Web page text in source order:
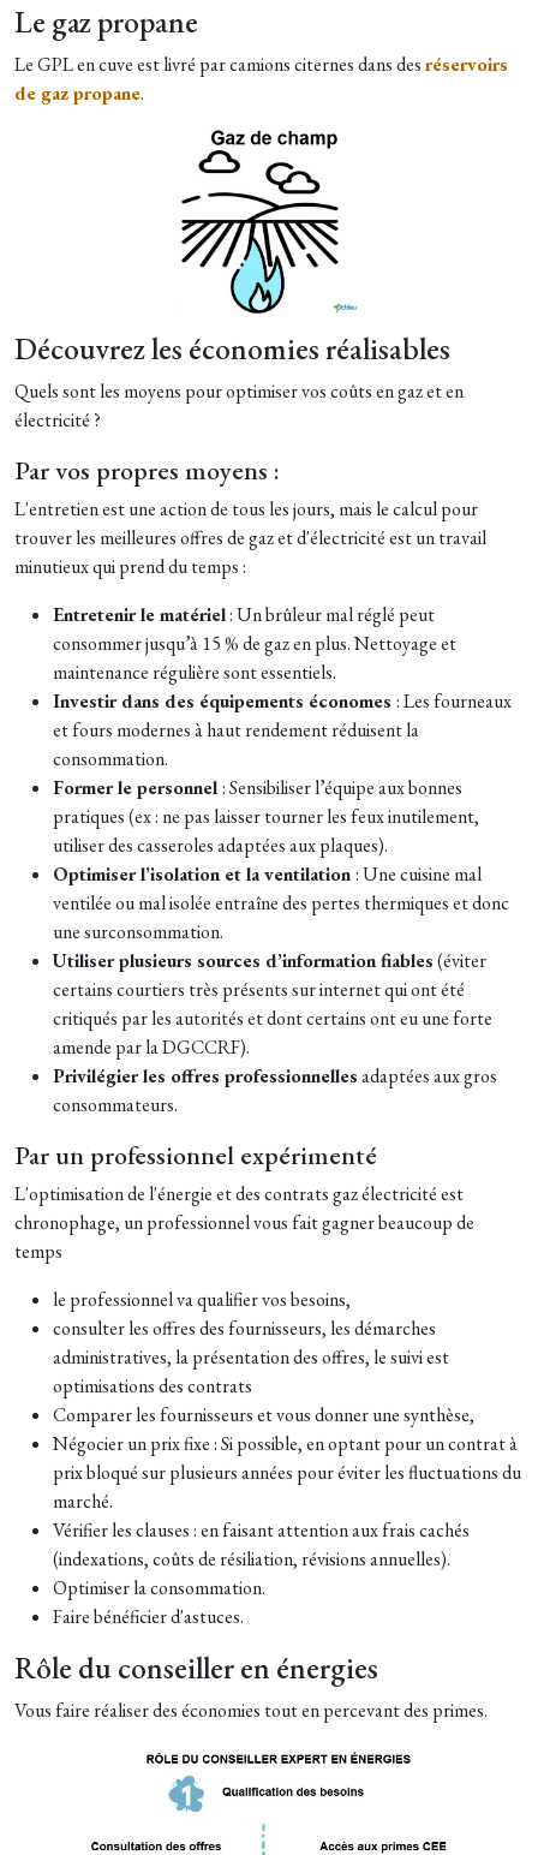
Le gaz propane
Le GPL en cuve est livré par camions citernes dans desréservoirs
de gaz propane.
Découvrez les économies réalisables
Quels sont les moyens pour optimiser vos coûts en gaz et en
électricité ?
Par vos propres moyens :
L'entretien est une action de tous les jours, mais le calcul pour
trouver les meilleures offres de gaz et d'électricitéest un travail
minutieux qui prend du temps :
Entretenir le matériel: Un brûleur mal réglé peut
consommer jusqu’à 15 % de gaz en plus. Nettoyage et
maintenance régulière sont essentiels.
Investir dans des équipements économes : Les fourneaux
et fours modernes à haut rendement réduisent la
consommation.
Former le personnel: Sensibiliser l’équipe aux bonnes
pratiques (ex : ne pas laisser tourner les feux inutilement,
utiliser des casseroles adaptées aux plaques).
Optimiser l’isolation et la ventilation: Une cuisine mal
ventilée ou mal isolée entraîne des pertes thermiques et donc
une surconsommation.
Utiliser plusieurs sources d’information fiables(éviter
certains courtiers très présents sur internet qui ont été
critiqués par les autorités et dont certains ont eu une forte
amende par la DGCCRF).
Privilégier les offres professionnellesadaptées aux gros
consommateurs.
Par un professionnel expérimenté
L'optimisation de l'énergie et des contrats gaz électricité est
chronophage, un professionnel vous fait gagner beaucoup de
temps
le professionnel va qualifier vos besoins,
consulter les offres des fournisseurs, les démarches
administratives, la présentation des offres, le suivi est
optimisations des contrats
Comparer les fournisseurs et vous donner une synthèse,
Négocier un prix fixe : Si possible, en optant pour un contrat à
prix bloqué sur plusieurs années pour éviter les fluctuations du
marché.
Vérifier les clauses : en faisant attention aux frais cachés
(indexations, coûts de résiliation, révisions annuelles).
Optimiser la consommation.
Faire bénéficier d'astuces.
Rôle du conseiller en énergies
Vous faire réaliser des économies tout en percevant des primes.